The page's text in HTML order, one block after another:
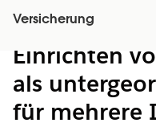
VersicherungInhalt anzeigen
Inhalt
Einrichten
als
für mehrere